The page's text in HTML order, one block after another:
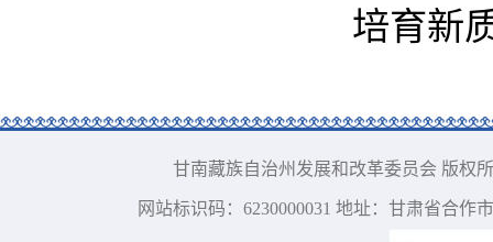
培育新
甘南藏族自治州发展和改革委员会 版权
网站标识码：6230000031 地址：甘肃省合作